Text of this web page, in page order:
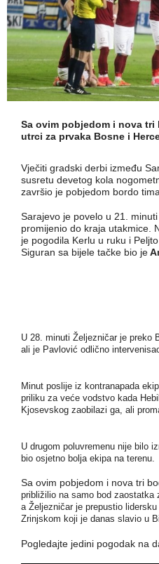
Sa ovim pobjedom i nova tri
utrci za prvaka Bosne i
Vječiti gradski derbi između
susretu devetog kola
završio je pobjedom bordo
Sarajevo je povelo u 21.
promijenio do kraja utakmice.
je pogodila Kerlu u ruku i
Siguran sa bijele tačke bio je
U 28. minuti Željezničar je preko
ali je Pavlović odlično
Minut poslije iz kontranapada
priliku za veće vodstvo kada
Kjosevskog zaobilazi ga, ali
U drugom poluvremenu nije bilo
bio osjetno bolja ekipa na terenu.
Sa ovim pobjedom i nova tri
približilio na samo bod zaostatka
a Željezničar je prepustio
Zrinjskom koji je danas slavio u
Pogledajte jedini pogodak na